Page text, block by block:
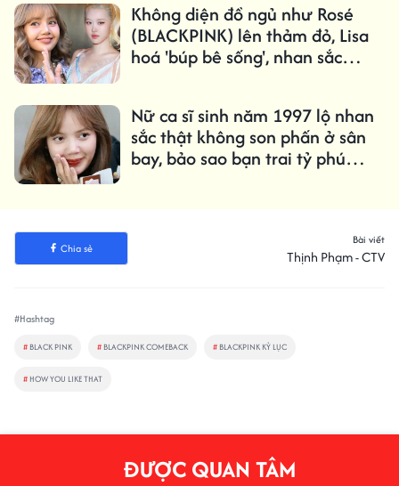
Không diện đồ ngủ như Rosé
(BLACKPINK) lên thảm đỏ, Lisa
hoá 'búp bê sống', nhan sắc
Nữ ca sĩ sinh năm 1997 lộ nhan
sắc thật không son phấn ở sân
bay, bảo sao bạn trai tỷ phú
Chia sẻ
Bài viết
Thịnh Phạm - CTV
#Hashtag
# BLACK PINK # BLACKPINK COMEBACK # BLACKPINK KỶ LỤC
# HOW YOU LIKE THAT
ĐƯỢC QUAN TÂM